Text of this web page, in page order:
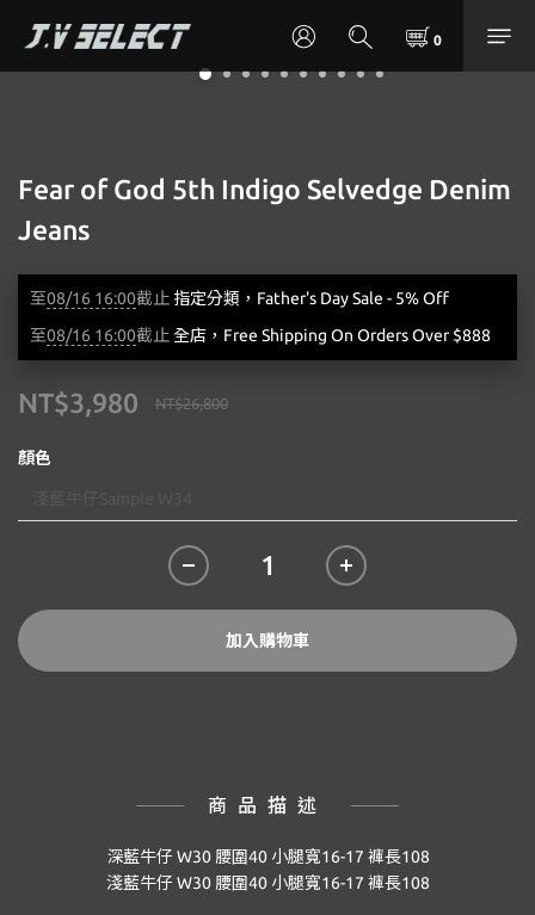
Fear of God 5th Indigo Selvedge Denim
Jeans
至08/16 16:00截止 指定分類，Father's Day Sale - 5% Off
至08/16 16:00截止全店，Free Shipping On Orders Over $888
NT$26,800
NT$3,980
顏色
加入購物車
商品描述
深藍牛仔 W30 腰圍40 小腿寬16-17 褲長108
淺藍牛仔 W30 腰圍40 小腿寬16-17 褲長108